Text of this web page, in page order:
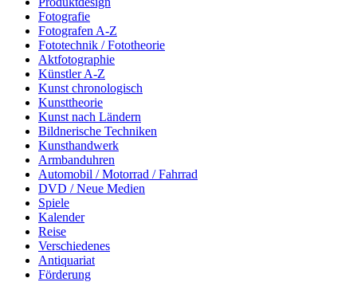
Fotografie
Fotografen A-Z
Fototechnik / Fototheorie
Aktfotographie
Künstler A-Z
Kunst chronologisch
Kunsttheorie
Kunst nach Ländern
Bildnerische Techniken
Kunsthandwerk
Armbanduhren
Automobil / Motorrad / Fahrrad
DVD / Neue Medien
Spiele
Kalender
Reise
Verschiedenes
Antiquariat
Förderung